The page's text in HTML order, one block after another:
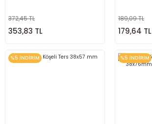
372,45 TL
353,83 TL
189,09 TL
179,64 TL
%5 İNDİRİM %5 İNDİRİM